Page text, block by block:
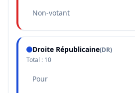
Non-votant
Droite Républicaine(DR)
Total : 10
Pour